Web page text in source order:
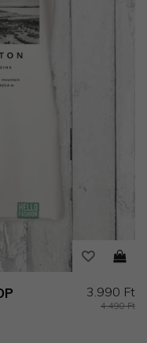
3.990 Ft
4.490 Ft